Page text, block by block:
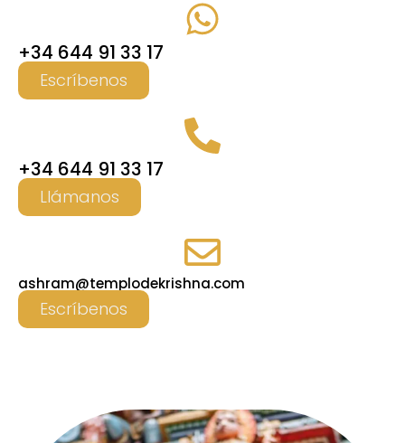
+34 644 91 33 17
Escríbenos
+34 644 91 33 17
Llámanos
ashram@templodekrishna.com
Escríbenos